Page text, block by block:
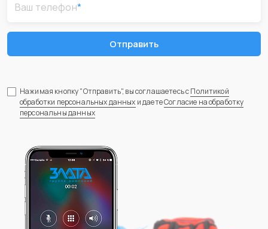
Ваш телефон*
Отправить
Нажимая кнопку "Отправить", вы соглашаетесь сПолитикой
обработки персональных данных и даетеСогласие на обработку
персональны данных